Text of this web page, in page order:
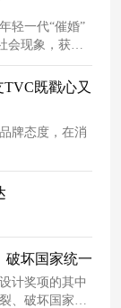
轻一代“催婚”
会现象，获得
既戳心又
牌态度，在消
破坏国家统一
计奖项的其中
、破坏国家统